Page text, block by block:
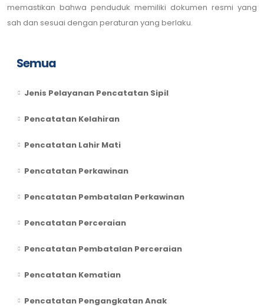
Semua
Jenis Pelayanan Pencatatan Sipil
Pencatatan Kelahiran
Pencatatan Lahir Mati
Pencatatan Perkawinan
Pencatatan Pembatalan Perkawinan
Pencatatan Perceraian
Pencatatan Pembatalan Perceraian
Pencatatan Kematian
Pencatatan Pengangkatan Anak
memastikan bahwa penduduk memiliki dokumen resmi yang
sah dan sesuai dengan peraturan yang berlaku.